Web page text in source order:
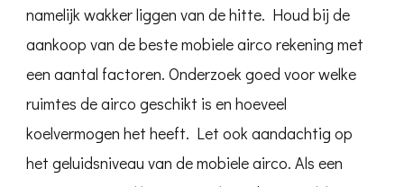
namelijk wakker liggen van de hitte. Houd bij de
aankoop van de beste mobiele airco rekening met
een aantal factoren. Onderzoek goed voor welke
ruimtes de airco geschikt is en hoeveel
koelvermogen het heeft. Let ook aandachtig op
het geluidsniveau van de mobiele airco. Als een